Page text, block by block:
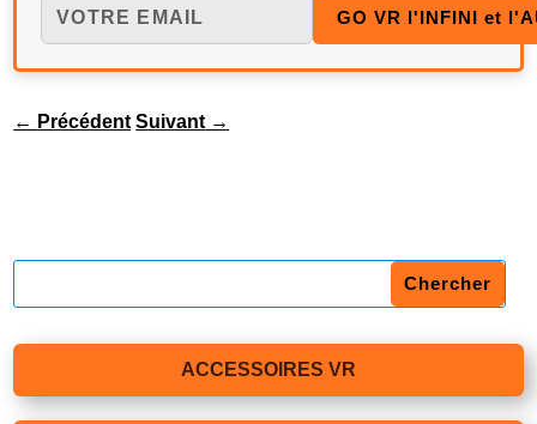
← Précédent Suivant →
ACCESSOIRES VR